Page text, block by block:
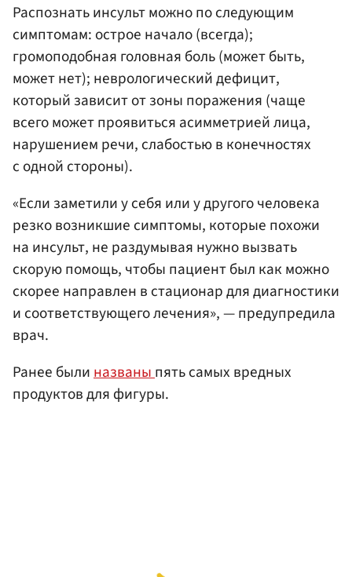
Распознать инсульт можно по следующим
симптомам: острое начало (всегда);
громоподобная головная боль (может быть,
может нет); неврологический дефицит,
который зависит от зоны поражения (чаще
всего может проявиться асимметрией лица,
нарушением речи, слабостью в конечностях
с одной стороны).
«Если заметили у себя или у другого человека
резко возникшие симптомы, которые похожи
на инсульт, не раздумывая нужно вызвать
скорую помощь, чтобы пациент был как можно
скорее направлен в стационар для диагностики
и соответствующего лечения», — предупредила
врач.
Ранее былиназваныпять самых вредных
продуктов для фигуры.